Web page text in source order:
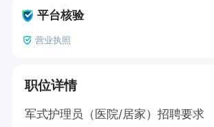
平台核验
营业执照
职位详情
军式护理员（医院/居家）招聘要求